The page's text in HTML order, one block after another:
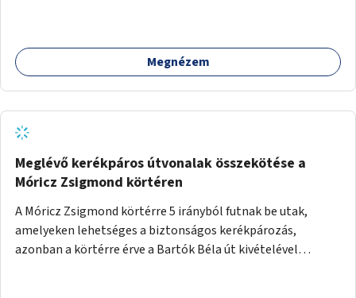
Megnézem
Meglévő kerékpáros útvonalak összekötése a
Móricz Zsigmond körtéren
A Móricz Zsigmond körtérre 5 irányból futnak be utak,
amelyeken lehetséges a biztonságos kerékpározás,
azonban a körtérre érve a Bartók Béla út kivételével